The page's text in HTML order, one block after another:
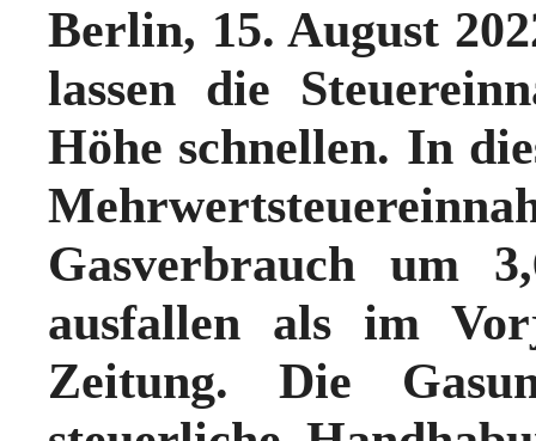
Berlin, 15. August
lassen die
Höhe schnellen. In
Gasverbrauch um
ausfallen als im
Zeitung. Die